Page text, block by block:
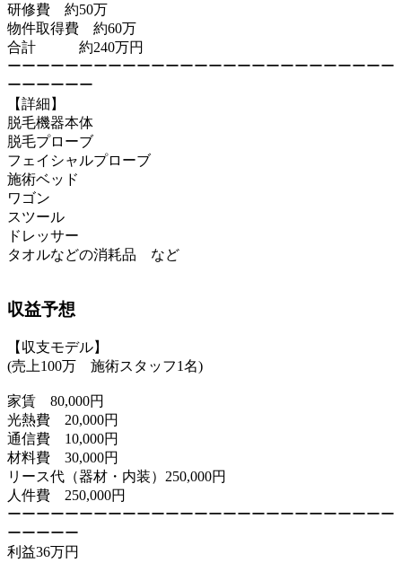
研修費 約50万
物件取得費 約60万
合計 約240万円
ーーーーーーーーーーーーーーーーーーーーーーーーーーー
ーーーーーー
【詳細】
脱毛機器本体
脱毛プローブ
フェイシャルプローブ
施術ベッド
ワゴン
スツール
ドレッサー
タオルなどの消耗品 など
収益予想
【収支モデル】
(売上100万 施術スタッフ1名)
家賃 80,000円
光熱費 20,000円
通信費 10,000円
材料費 30,000円
リース代（器材・内装）250,000円
人件費 250,000円
ーーーーーーーーーーーーーーーーーーーーーーーーーーー
ーーーーー
利益36万円